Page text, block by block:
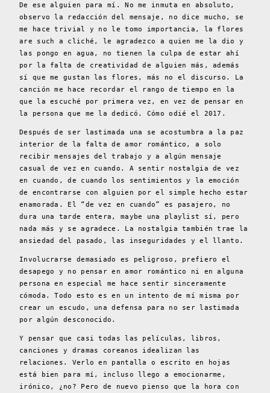
De ese alguien para mí. No me inmuta en absoluto,
observo la redacción del mensaje, no dice mucho, se
me hace trivial y no le tomo importancia, la flores
are such a cliché, le agradezco a quien me la dio y
las pongo en agua, no tienen la culpa de estar ahí
por la falta de creatividad de alguien más, además
sí que me gustan las flores, más no el discurso. La
canción me hace recordar el rango de tiempo en la
que la escuché por primera vez, en vez de pensar en
la persona que me la dedicó. Cómo odié el 2017.
Después de ser lastimada una se acostumbra a la paz
interior de la falta de amor romántico, a solo
recibir mensajes del trabajo y a algún mensaje
casual de vez en cuando. A sentir nostalgia de vez
en cuando, de cuando los sentimientos y la emoción
de encontrarse con alguien por el simple hecho estar
enamorada. El “de vez en cuando” es pasajero, no
dura una tarde entera, maybe una playlist sí, pero
nada más y se agradece. La nostalgia también trae la
ansiedad del pasado, las inseguridades y el llanto.
Involucrarse demasiado es peligroso, prefiero el
desapego y no pensar en amor romántico ni en alguna
persona en especial me hace sentir sinceramente
cómoda. Todo esto es en un intento de mí misma por
crear un escudo, una defensa para no ser lastimada
por algún desconocido.
Y pensar que casi todas las películas, libros,
canciones y dramas coreanos idealizan las
relaciones. Verlo en pantalla o escrito en hojas
está bien para mí, incluso llego a emocionarme,
irónico, ¿no? Pero de nuevo pienso que la hora con